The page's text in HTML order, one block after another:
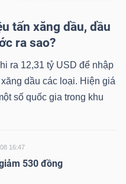
tấn xăng dầu, dầu
ra sao?
ra 12,31 tỷ USD để nhập
dầu các loại. Hiện giá
số quốc gia trong khu
16:47
530 đồng